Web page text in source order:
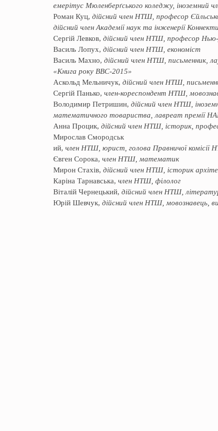
емерітус Мюленберґського коледжу, іноземний
Роман Куц, дійсний член НТШ, професор
дійсний член Академії наук та інженерії
Сергій Левков, дійсний член НТШ, професор Нью-
Василь Лопух, дійсний член НТШ, економіст
Василь Махно, дійсний член НТШ, письменник,
«Книга року BBC-2015»
Аскольд Мельничук, дійсний член НТШ,
Сергій Панько, член-кореспондент НТШ,
Володимир Петришин, дійсний член НТШ,
математичного товариства, лавреат премії
Анна Процик, дійсний член НТШ, історик,
Мирослав Смородськ
ий, член НТШ, юрист, голова Правничої комісії
Євген Сорока, член НТШ, математик
Мирон Стахів, дійсний член НТШ, історик
Каріна Тарнавська, член НТШ, філолог
Віталій Чернецький, дійсний член НТШ,
Юрій Шевчук, дійсний член НТШ, мовознавець,